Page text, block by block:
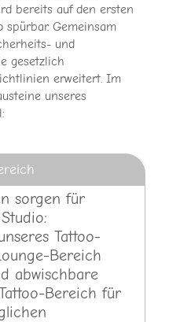
bereits auf den ersten
Gemeinsam
und
gesetzlich
erweitert. Im
unseres
sorgen für
Tattoo-
Bereich
abwischbare
Bereich für